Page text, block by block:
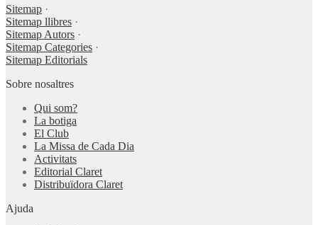
Sitemap ·
Sitemap llibres ·
Sitemap Autors ·
Sitemap Categories ·
Sitemap Editorials
Sobre nosaltres
Qui som?
La botiga
El Club
La Missa de Cada Dia
Activitats
Editorial Claret
Distribuïdora Claret
Ajuda